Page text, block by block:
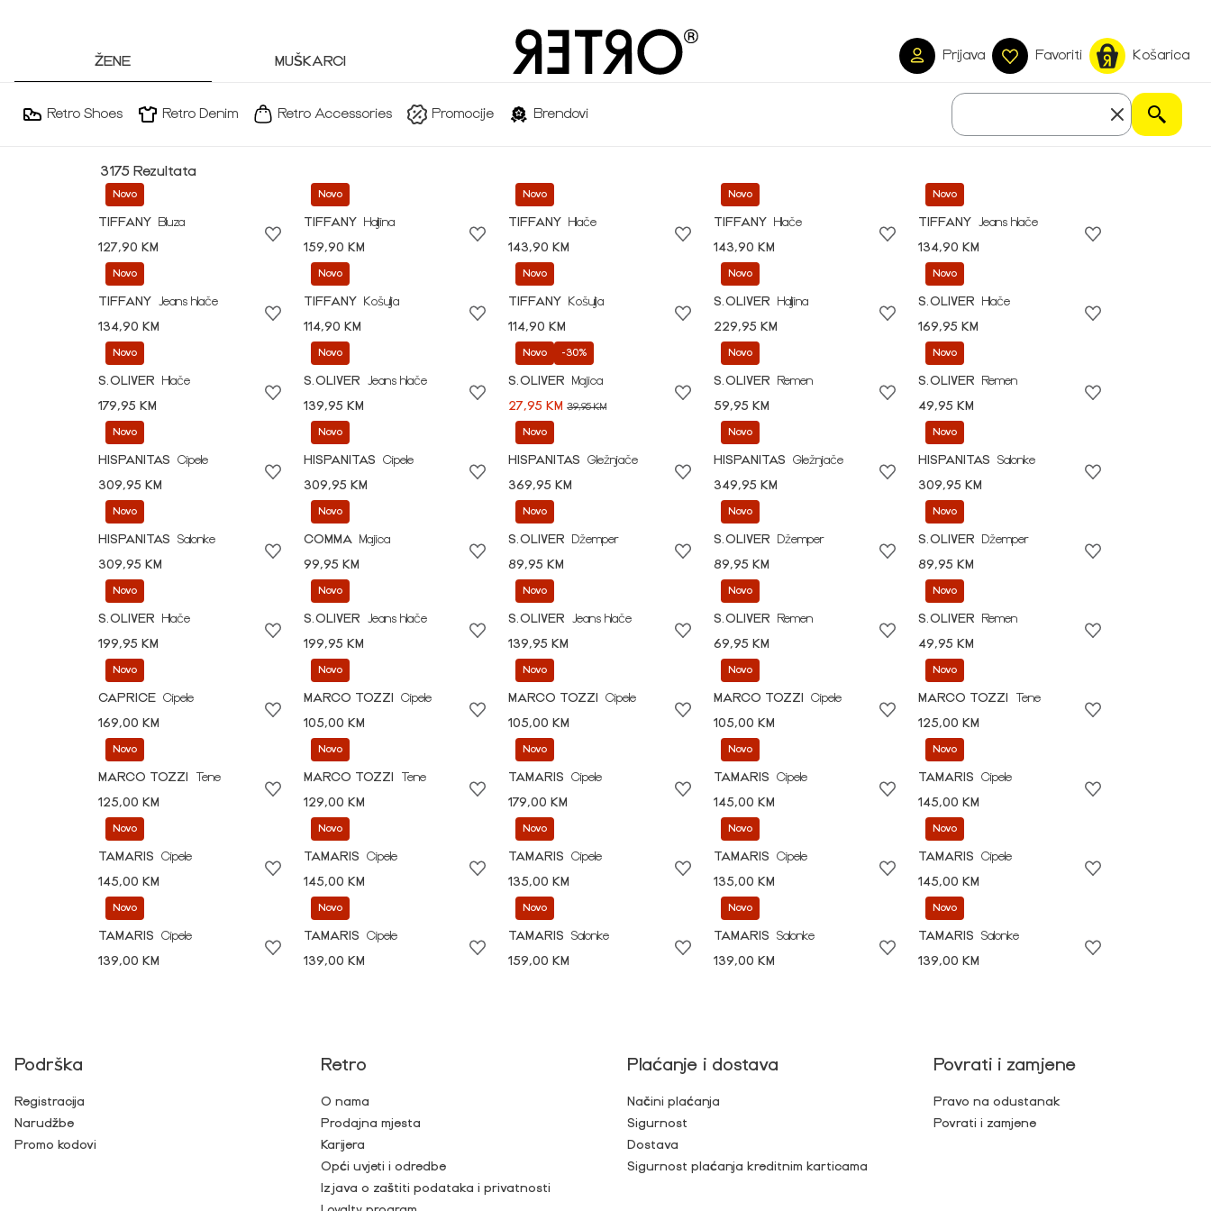
ŽENE MUŠKARCI Prijava Favoriti Košarica
Retro Shoes Retro Denim Retro Accessories Promocije Brendovi
3175 Rezultata
Novo
TIFFANY
Bluza
127,90 KM
Novo
TIFFANY
Haljina
159,90 KM
Novo
TIFFANY
Hlače
143,90 KM
Novo
TIFFANY
Hlače
143,90 KM
Novo
TIFFANY
Jeans hlače
134,90 KM
Novo
TIFFANY
Jeans hlače
134,90 KM
Novo
TIFFANY
Košulja
114,90 KM
Novo
TIFFANY
Košulja
114,90 KM
Novo
S.OLIVER
Haljina
229,95 KM
Novo
S.OLIVER
Hlače
169,95 KM
Novo
S.OLIVER
Hlače
179,95 KM
Novo
S.OLIVER
Jeans hlače
139,95 KM
Novo -30%
S.OLIVER
Majica
27,95 KM39,95 KM
Novo
S.OLIVER
Remen
59,95 KM
Novo
S.OLIVER
Remen
49,95 KM
Novo
HISPANITAS
Cipele
309,95 KM
Novo
HISPANITAS
Cipele
309,95 KM
Novo
HISPANITAS
Gležnjače
369,95 KM
Novo
HISPANITAS
Gležnjače
349,95 KM
Novo
HISPANITAS
Salonke
309,95 KM
Novo
HISPANITAS
Salonke
309,95 KM
Novo
COMMA
Majica
99,95 KM
Novo
S.OLIVER
Džemper
89,95 KM
Novo
S.OLIVER
Džemper
89,95 KM
Novo
S.OLIVER
Džemper
89,95 KM
Novo
S.OLIVER
Hlače
199,95 KM
Novo
S.OLIVER
Jeans hlače
199,95 KM
Novo
S.OLIVER
Jeans hlače
139,95 KM
Novo
S.OLIVER
Remen
69,95 KM
Novo
S.OLIVER
Remen
49,95 KM
Novo
CAPRICE Cipele
169,00 KM
Novo
MARCO TOZZI
Cipele
105,00 KM
Novo
MARCO TOZZI
Cipele
105,00 KM
Novo
MARCO TOZZI
Cipele
105,00 KM
Novo
MARCO TOZZI
Tene
125,00 KM
Novo
MARCO TOZZI
Tene
125,00 KM
Novo
MARCO TOZZI
Tene
129,00 KM
Novo
TAMARIS
Cipele
179,00 KM
Novo
TAMARIS
Cipele
145,00 KM
Novo
TAMARIS
Cipele
145,00 KM
Novo
TAMARIS
Cipele
145,00 KM
Novo
TAMARIS
Cipele
145,00 KM
Novo
TAMARIS
Cipele
135,00 KM
Novo
TAMARIS
Cipele
135,00 KM
Novo
TAMARIS
Cipele
145,00 KM
Novo
TAMARIS
Cipele
139,00 KM
Novo
TAMARIS
Cipele
139,00 KM
Novo
TAMARIS
Salonke
159,00 KM
Novo
TAMARIS
Salonke
139,00 KM
Novo
TAMARIS
Salonke
139,00 KM
Podrška
Registracija
Narudžbe
Promo kodovi
Retro
O nama
Prodajna mjesta
Karijera
Opći uvjeti i odredbe
Izjava o zaštiti podataka i privatnosti
Plaćanje i dostava
Načini plaćanja
Sigurnost
Dostava
Sigurnost plaćanja kreditnim karticama
Povrati i zamjene
Pravo na odustanak
Povrati i zamjene